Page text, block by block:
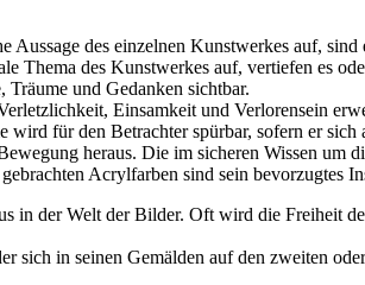
des einzelnen Kunstwerkes auf,
Thema des Kunstwerkes auf, vertiefen es
und Gedanken sichtbar.
Einsamkeit und Verlorensein
für den Betrachter spürbar, sofern er
heraus. Die im sicheren Wissen um
Acrylfarben sind sein bevorzugtes
in der Welt der Bilder. Oft wird die Freiheit
sich in seinen Gemälden auf den zweiten